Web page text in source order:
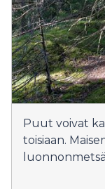
Puut voivat
toisiaan.